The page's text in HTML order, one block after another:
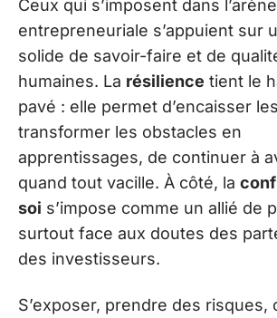
Ceux qui s’imposent dans l’arène
entrepreneuriale s’appuient sur
solide de savoir-faire et de
humaines. La résilience tient le
pavé : elle permet d’encaisser
transformer les obstacles en
apprentissages, de continuer à
quand tout vacille. À côté, la
soi s’impose comme un allié de
surtout face aux doutes des
des investisseurs.
S’exposer, prendre des risques,